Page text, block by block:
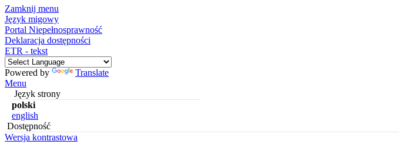
Zamknij menu
Język migowy
Portal Niepełnosprawność
Deklaracja dostępności
ETR - tekst
Powered by
Translate
Menu
Język strony
polski
english
Dostępność
Wersja kontrastowa